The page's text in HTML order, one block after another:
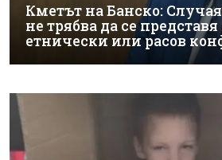
Кметът на Банско:
не трябва да се представя
етнически или расов